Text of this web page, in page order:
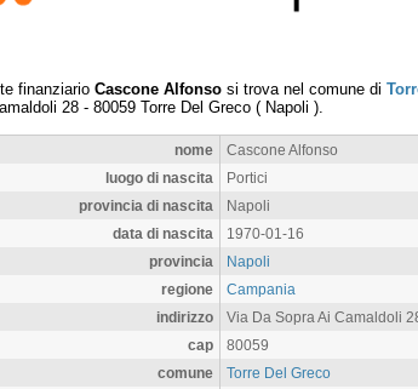
finanziario Cascone Alfonso si trova nel comune di
28 - 80059 Torre Del Greco ( Napoli ).
nome
Cascone Alfonso
luogo di nascita
Portici
provincia di nascita
Napoli
data di nascita
1970-01-16
provincia
Napoli
regione
Campania
indirizzo
Via Da Sopra Ai Camaldoli
cap
80059
comune
Torre Del Greco